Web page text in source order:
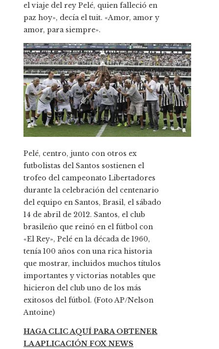
el viaje del rey Pelé, quien falleció en
paz hoy», decía el tuit. «Amor, amor y
amor, para siempre».
Pelé, centro, junto con otros ex
futbolistas del Santos sostienen el
trofeo del campeonato Libertadores
durante la celebración del centenario
del equipo en Santos, Brasil, el sábado
14 de abril de 2012. Santos, el club
brasileño que reinó en el fútbol con
«El Rey», Pelé en la década de 1960,
tenía 100 años con una rica historia
que mostrar, incluidos muchos títulos
importantes y victorias notables que
hicieron del club uno de los más
exitosos del fútbol. (Foto AP/Nelson
Antoine)
HAGA CLIC AQUÍ PARA OBTENER
LA APLICACIÓN FOX NEWS